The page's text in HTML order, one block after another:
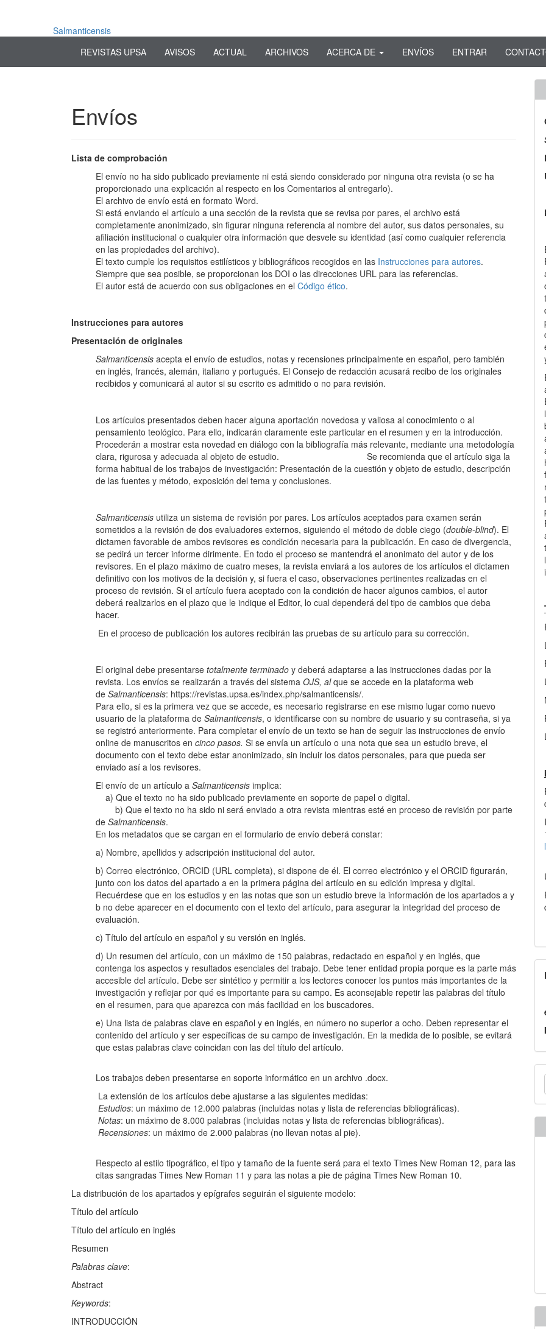
Contenido
lateral
Salmanticensis
REVISTAS UPSA
AVISOS ACTUAL ARCHIVOS ACERCA DE ENVÍOS ENTRAR
Envíos
Lista de comprobación
El envío no ha sido publicado previamente ni está siendo considerado por ninguna otra revista (o se ha
proporcionado una explicación al respecto en los Comentarios al entregarlo).
El archivo de envío está en formato Word.
Si está enviando el artículo a una sección de la revista que se revisa por pares, el archivo está
completamente anonimizado, sin figurar ninguna referencia al nombre del autor, sus datos personales, su
afiliación institucional o cualquier otra información que desvele su identidad (así como cualquier referencia
en las propiedades del archivo).
El texto cumple los requisitos estilísticos y bibliográficos recogidos en las Instrucciones para autores.
Siempre que sea posible, se proporcionan los DOI o las direcciones URL para las referencias.
El autor está de acuerdo con sus obligaciones en el Código ético.
Instrucciones para autores
Presentación de originales
Salmanticensis acepta el envío de estudios, notas y recensiones principalmente en español, pero también
en inglés, francés, alemán, italiano y portugués. El Consejo de redacción acusará recibo de los originales
recibidos y comunicará al autor si su escrito es admitido o no para revisión.
Los artículos presentados deben hacer alguna aportación novedosa y valiosa al conocimiento o al
pensamiento teológico. Para ello, indicarán claramente este particular en el resumen y en la introducción.
Procederán a mostrar esta novedad en diálogo con la bibliografía más relevante, mediante una metodología
clara, rigurosa y adecuada al objeto de estudio. Se recomienda que el artículo siga la
forma habitual de los trabajos de investigación: Presentación de la cuestión y objeto de estudio, descripción
de las fuentes y método, exposición del tema y conclusiones.
Salmanticensis utiliza un sistema de revisión por pares. Los artículos aceptados para examen serán
sometidos a la revisión de dos evaluadores externos, siguiendo el método de doble ciego (double-blind). El
dictamen favorable de ambos revisores es condición necesaria para la publicación. En caso de divergencia,
se pedirá un tercer informe dirimente. En todo el proceso se mantendrá el anonimato del autor y de los
revisores. En el plazo máximo de cuatro meses, la revista enviará a los autores de los artículos el dictamen
definitivo con los motivos de la decisión y, si fuera el caso, observaciones pertinentes realizadas en el
proceso de revisión. Si el artículo fuera aceptado con la condición de hacer algunos cambios, el autor
deberá realizarlos en el plazo que le indique el Editor, lo cual dependerá del tipo de cambios que deba
hacer.
En el proceso de publicación los autores recibirán las pruebas de su artículo para su corrección.
El original debe presentarse totalmente terminado y deberá adaptarse a las instrucciones dadas por la
revista. Los envíos se realizarán a través del sistema OJS, alque se accede en la plataforma web
de Salmanticensis: https://revistas.upsa.es/index.php/salmanticensis/.
Para ello, si es la primera vez que se accede, es necesario registrarse en ese mismo lugar como nuevo
usuario de la plataforma de Salmanticensis, o identificarse con su nombre de usuario y su contraseña, si ya
se registró anteriormente. Para completar el envío de un texto se han de seguir las instrucciones de envío
online de manuscritos en cinco pasos. Si se envía un artículo o una nota que sea un estudio breve, el
documento con el texto debe estar anonimizado, sin incluir los datos personales, para que pueda ser
enviado así a los revisores.
El envío de un artículo a Salmanticensis implica:
a) Que el texto no ha sido publicado previamente en soporte de papel o digital.
b) Que el texto no ha sido ni será enviado a otra revista mientras esté en proceso de revisión por parte
de Salmanticensis.
En los metadatos que se cargan en el formulario de envío deberá constar:
a) Nombre, apellidos y adscripción institucional del autor.
b) Correo electrónico, ORCID (URL completa), si dispone de él. El correo electrónico y el ORCID figurarán,
junto con los datos del apartado a en la primera página del artículo en su edición impresa y digital.
Recuérdese que en los estudios y en las notas que son un estudio breve la información de los apartados a y
b no debe aparecer en el documento con el texto del artículo, para asegurar la integridad del proceso de
evaluación.
c) Título del artículo en español y su versión en inglés.
d) Un resumen del artículo, con un máximo de 150 palabras, redactado en español y en inglés, que
contenga los aspectos y resultados esenciales del trabajo. Debe tener entidad propia porque es la parte más
accesible del artículo. Debe ser sintético y permitir a los lectores conocer los puntos más importantes de la
investigación y reflejar por qué es importante para su campo. Es aconsejable repetir las palabras del título
en el resumen, para que aparezca con más facilidad en los buscadores.
e) Una lista de palabras clave en español y en inglés, en número no superior a ocho. Deben representar el
contenido del artículo y ser específicas de su campo de investigación. En la medida de lo posible, se evitará
que estas palabras clave coincidan con las del título del artículo.
Los trabajos deben presentarse en soporte informático en un archivo .docx.
La extensión de los artículos debe ajustarse a las siguientes medidas:
Estudios: un máximo de 12.000 palabras (incluidas notas y lista de referencias bibliográficas).
Notas: un máximo de 8.000 palabras (incluidas notas y lista de referencias bibliográficas).
Recensiones: un máximo de 2.000 palabras (no llevan notas al pie).
Respecto al estilo tipográfico, el tipo y tamaño de la fuente será para el texto Times New Roman 12, para las
citas sangradas Times New Roman 11 y para las notas a pie de página Times New Roman 10.
La distribución de los apartados y epígrafes seguirán el siguiente modelo:
Título del artículo
Título del artículo en inglés
Resumen
Palabras clave:
Abstract
Keywords:
INTRODUCCIÓN